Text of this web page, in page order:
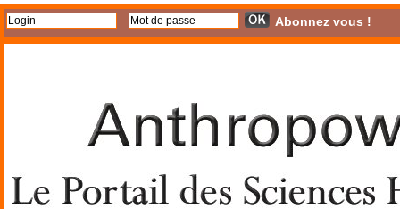
Abonnez vous !